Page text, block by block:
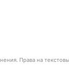
Права на